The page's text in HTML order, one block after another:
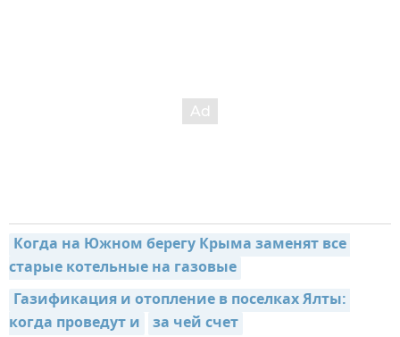
Когда на Южном берегу Крыма заменят все
старые котельные на газовые
Газификация и отопление в поселках Ялты:
когда проведут и за чей счет